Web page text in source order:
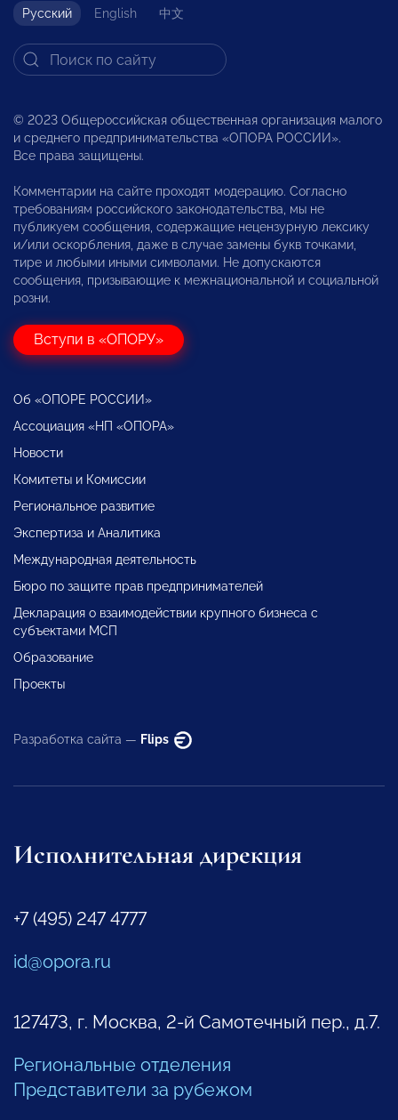
Русский English 中文
© 2023 Общероссийская общественная организация малого
и среднего предпринимательства «ОПОРА РОССИИ».
Все права защищены.
Комментарии на сайте проходят модерацию. Согласно
требованиям российского законодательства, мы не
публикуем сообщения, содержащие нецензурную лексику
и/или оскорбления, даже в случае замены букв точками,
тире и любыми иными символами. Не допускаются
сообщения, призывающие к межнациональной и социальной
розни.
Вступи в «ОПОРУ»
Об «ОПОРЕ РОССИИ»
Ассоциация «НП «ОПОРА»
Новости
Комитеты и Комиссии
Региональное развитие
Экспертиза и Аналитика
Международная деятельность
Бюро по защите прав предпринимателей
Декларация о взаимодействии крупного бизнеса с
субъектами МСП
Образование
Проекты
Разработка сайта — Flips
Исполнительная дирекция
+7 (495) 247 4777
id@opora.ru
127473, г. Москва, 2-й Самотечный пер., д.7.
Региональные отделения
Представители за рубежом